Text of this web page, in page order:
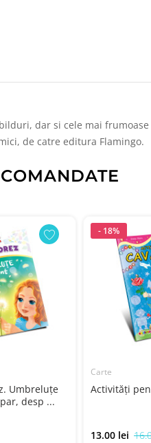
dar si cele mai
de catre editura Flamingo.
Umbreluțe
desp ...
- 18%
Carte
Activități
13.00 lei